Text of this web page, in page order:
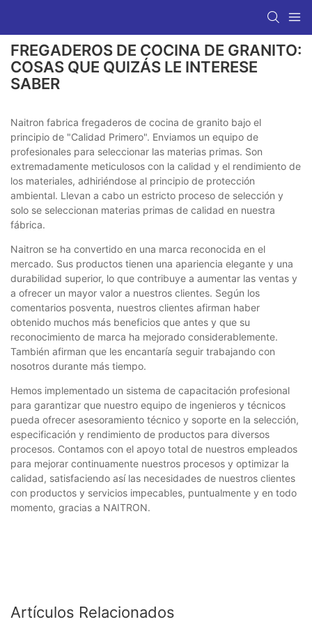
FREGADEROS DE COCINA DE GRANITO:
COSAS QUE QUIZÁS LE INTERESE
SABER
Naitron fabrica fregaderos de cocina de granito bajo el
principio de "Calidad Primero". Enviamos un equipo de
profesionales para seleccionar las materias primas. Son
extremadamente meticulosos con la calidad y el rendimiento de
los materiales, adhiriéndose al principio de protección
ambiental. Llevan a cabo un estricto proceso de selección y
solo se seleccionan materias primas de calidad en nuestra
fábrica.
Naitron se ha convertido en una marca reconocida en el
mercado. Sus productos tienen una apariencia elegante y una
durabilidad superior, lo que contribuye a aumentar las ventas y
a ofrecer un mayor valor a nuestros clientes. Según los
comentarios posventa, nuestros clientes afirman haber
obtenido muchos más beneficios que antes y que su
reconocimiento de marca ha mejorado considerablemente.
También afirman que les encantaría seguir trabajando con
nosotros durante más tiempo.
Hemos implementado un sistema de capacitación profesional
para garantizar que nuestro equipo de ingenieros y técnicos
pueda ofrecer asesoramiento técnico y soporte en la selección,
especificación y rendimiento de productos para diversos
procesos. Contamos con el apoyo total de nuestros empleados
para mejorar continuamente nuestros procesos y optimizar la
calidad, satisfaciendo así las necesidades de nuestros clientes
con productos y servicios impecables, puntualmente y en todo
momento, gracias a NAITRON.
Artículos Relacionados